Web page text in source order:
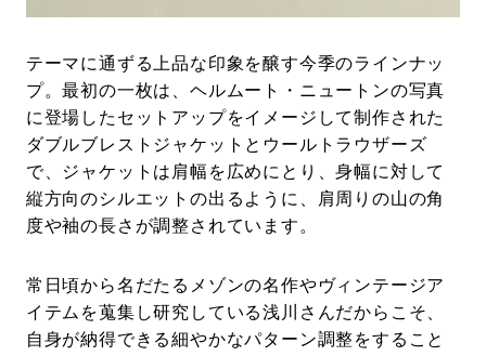
テーマに通ずる上品な印象を醸す今季のラインナッ
プ。最初の一枚は、ヘルムート・ニュートンの写真
に登場したセットアップをイメージして制作された
ダブルブレストジャケットとウールトラウザーズ
で、ジャケットは肩幅を広めにとり、身幅に対して
縦方向のシルエットの出るように、肩周りの山の角
度や袖の長さが調整されています。
常日頃から名だたるメゾンの名作やヴィンテージア
イテムを蒐集し研究している浅川さんだからこそ、
自身が納得できる細やかなパターン調整をすること